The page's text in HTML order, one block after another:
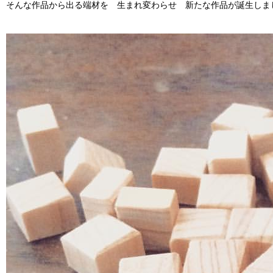
そんな作品から出る端材を 生まれ変わらせ 新たな作品が誕生しま